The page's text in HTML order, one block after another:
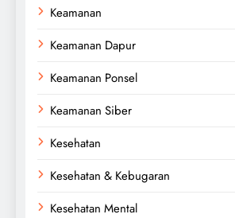
Keamanan
Keamanan Dapur
Keamanan Ponsel
Keamanan Siber
Kesehatan
Kesehatan & Kebugaran
Kesehatan Mental